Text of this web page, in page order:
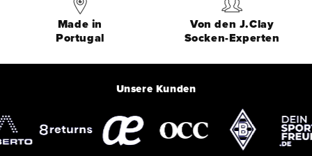
Made in
Portugal
Von den J.Clay
Socken-Experten
Unsere Kunden